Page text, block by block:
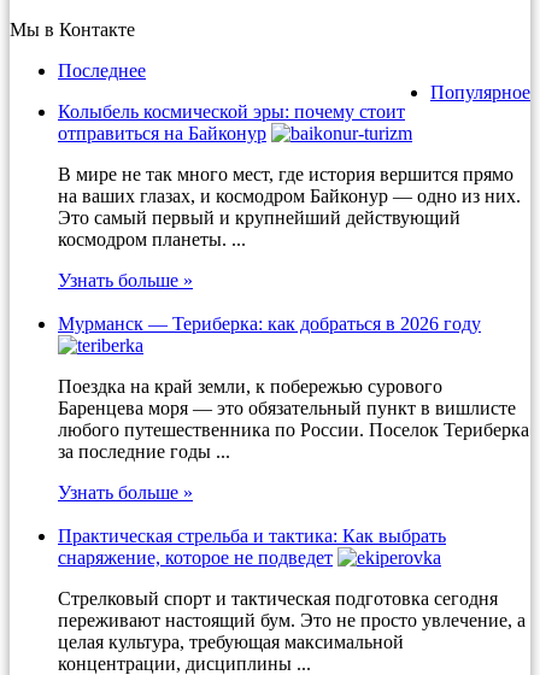
Мы в Контакте
Последнее
Популярное
Колыбель космической эры: почему стоит
отправиться на Байконур
В мире не так много мест, где история вершится прямо
на ваших глазах, и космодром Байконур — одно из них.
Это самый первый и крупнейший действующий
космодром планеты. ...
Узнать больше »
Мурманск — Териберка: как добраться в 2026 году
Поездка на край земли, к побережью сурового
Баренцева моря — это обязательный пункт в вишлисте
любого путешественника по России. Поселок Териберка
за последние годы ...
Узнать больше »
Практическая стрельба и тактика: Как выбрать
снаряжение, которое не подведет
Стрелковый спорт и тактическая подготовка сегодня
переживают настоящий бум. Это не просто увлечение, а
целая культура, требующая максимальной
концентрации, дисциплины ...